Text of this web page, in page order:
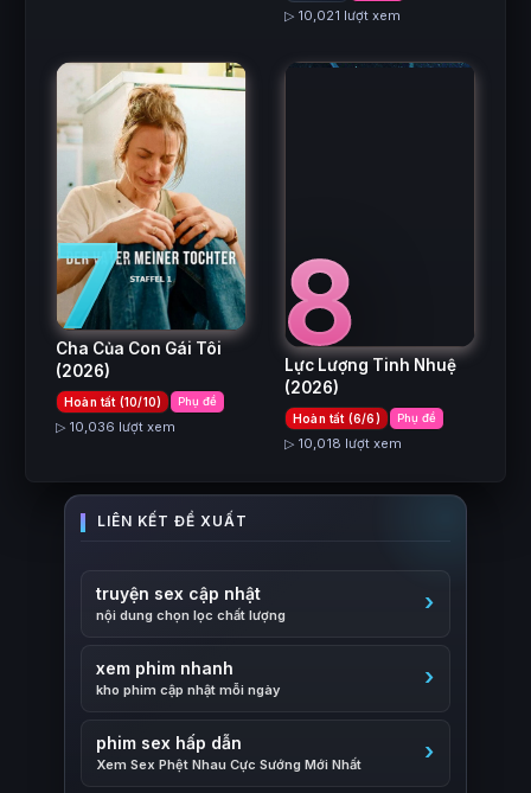
▷ 10,021 lượt xem
7
Cha Của Con Gái Tôi
(2026)
Hoàn tất (10/10) Phụ đề
▷ 10,036 lượt xem
8
Lực Lượng Tinh Nhuệ
(2026)
Hoàn tất (6/6) Phụ đề
▷ 10,018 lượt xem
truyện sex cập nhật
nội dung chọn lọc chất lượng
xem phim nhanh
kho phim cập nhật mỗi ngày
phim sex hấp dẫn
Xem Sex Phệt Nhau Cực Sướng Mới Nhất